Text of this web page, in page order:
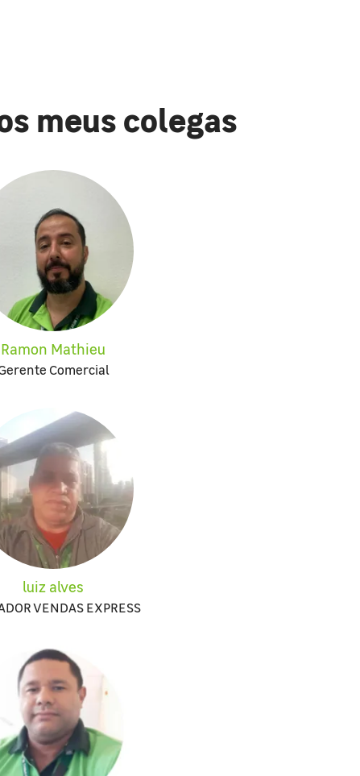
meus colegas
Ramon Mathieu
Comercial
luiz alves
VENDAS EXPRESS